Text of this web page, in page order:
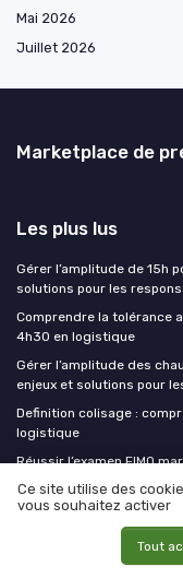
Mai 2026
Juillet 2026
Marketplace de
Les plus lus
Gérer l’amplitude de 15h
solutions pour les
Comprendre la tolérance
4h30 en logistique
Gérer l’amplitude des
enjeux et solutions pour
Definition colisage :
logistique
Réussir l’examen FIMO
Les derniers
Ce site utilise des
vous souhaitez activer
Tout